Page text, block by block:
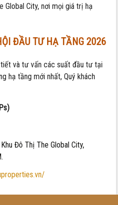
Global City, nơi mọi giá trị hạ
ĐẦU TƯ HẠ TẦNG 2026
và tư vấn các suất đầu tư tại
hạ tầng mới nhất, Quý khách
Đô Thị The Global City,